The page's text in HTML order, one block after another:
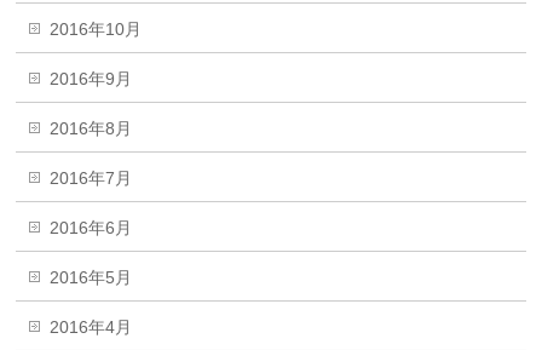
2016年10月
2016年9月
2016年8月
2016年7月
2016年6月
2016年5月
2016年4月